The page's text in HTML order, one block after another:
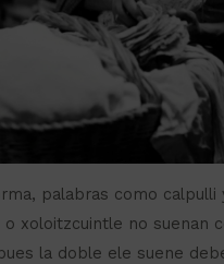
palabras como calpulli
o xoloitzcuintle no suenan
la doble ele suene